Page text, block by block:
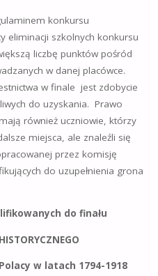
konkursu
eliminacji szkolnych konkursu
liczbę punktów pośród
w danej placówce.
w finale jest zdobycie
do uzyskania. Prawo
również uczniowie, którzy
miejsca, ale znaleźli się
przez komisję
do uzupełnienia grona
do finału
w latach 1794-1918